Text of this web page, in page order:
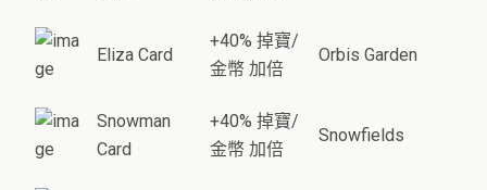
Eliza Card
+40% 掉寶/
金幣 加倍
Orbis Garden
Snowman
Card
+40% 掉寶/
金幣 加倍
Snowfields